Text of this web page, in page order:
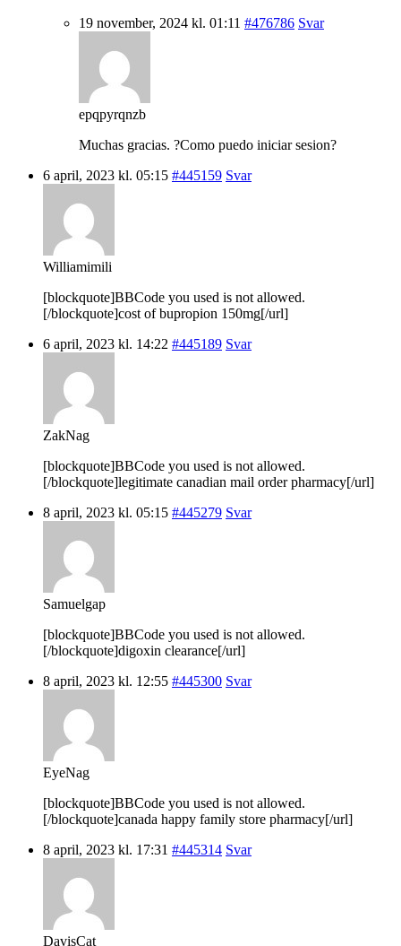
19 november, 2024 kl. 01:11 #476786 Svar
epqpyrqnzb
Muchas gracias. ?Como puedo iniciar sesion?
6 april, 2023 kl. 05:15 #445159 Svar
Williamimili
[blockquote]BBCode you used is not allowed.
[/blockquote]cost of bupropion 150mg[/url]
6 april, 2023 kl. 14:22 #445189 Svar
ZakNag
[blockquote]BBCode you used is not allowed.
[/blockquote]legitimate canadian mail order pharmacy[/url]
8 april, 2023 kl. 05:15 #445279 Svar
Samuelgap
[blockquote]BBCode you used is not allowed.
[/blockquote]digoxin clearance[/url]
8 april, 2023 kl. 12:55 #445300 Svar
EyeNag
[blockquote]BBCode you used is not allowed.
[/blockquote]canada happy family store pharmacy[/url]
8 april, 2023 kl. 17:31 #445314 Svar
DavisCat